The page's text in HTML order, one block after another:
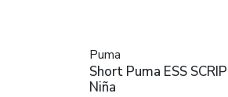
Puma
Short Puma ESS
Niña